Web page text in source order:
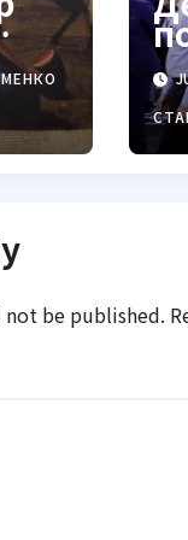
be published.